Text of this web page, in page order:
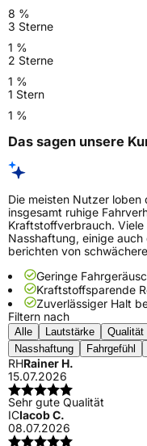
8 %
3 Sterne
1 %
2 Sterne
1 %
1 Stern
1 %
Das sagen unsere
Die meisten Nutzer loben
insgesamt ruhige
Kraftstoffverbrauch.
Nasshaftung, einige
berichten von
Geringe
Kraftstoffsparende
Zuverlässiger Halt
Filtern nach
Alle Lautstärke Qualität
Nasshaftung
Fahrgefühl
RHRainer H.
15.07.2026
Sehr gute Qualität
ICIacob C.
08.07.2026